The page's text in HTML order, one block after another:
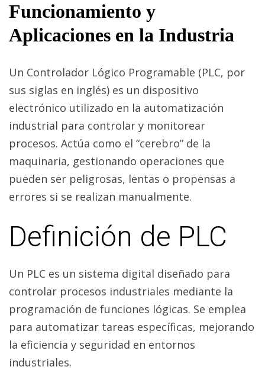
Funcionamiento y
Aplicaciones en la Industria
Un Controlador Lógico Programable (PLC, por
sus siglas en inglés) es un dispositivo
electrónico utilizado en la automatización
industrial para controlar y monitorear
procesos. Actúa como el “cerebro” de la
maquinaria, gestionando operaciones que
pueden ser peligrosas, lentas o propensas a
errores si se realizan manualmente.
Definición de PLC
Un PLC es un sistema digital diseñado para
controlar procesos industriales mediante la
programación de funciones lógicas. Se emplea
para automatizar tareas específicas, mejorando
la eficiencia y seguridad en entornos
industriales.